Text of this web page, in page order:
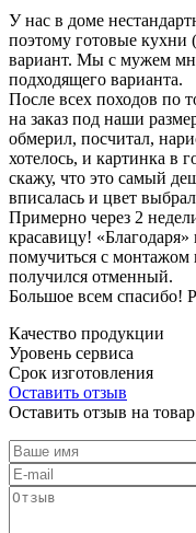
У нас в доме
поэтому готовые
вариант. Мы с мужем
подходящего варианта.
После всех походов по
на заказ под наши
обмерил, посчитал,
хотелось, и картинка в
скажу, что это самый
вписалась и цвет
Примерно через 2
красавицу!
помучиться с монтажом
получился отменный.
Большое всем спасибо!
Качество продукции
Уровень сервиса
Срок изготовления
Оставить отзыв
Оставить отзыв на